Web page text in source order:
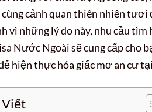
cảnh quan thiên nhiên
vì những lý do này, nhu cầu tìm
Nước Ngoài sẽ cung cấp cho
hiện thực hóa giấc mơ an cư
Viết